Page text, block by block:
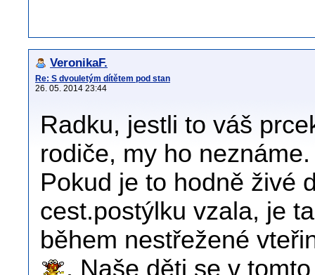
VeronikaF.
Re: S dvouletým dítětem pod stan
26. 05. 2014 23:44
Radku, jestli to váš
rodiče, my ho neznáme.
Pokud je to hodně živé
cest.postýlku vzala, je
během nestřežené
. Naše děti se v